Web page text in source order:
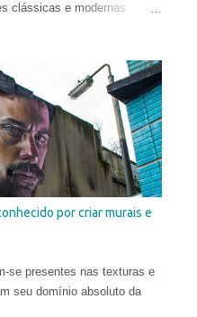
clássicas e modernas
entre o natural e o
provocantes e dramáticas.
onde obteve o diploma
World School of the Arts e,
em Belas Artes,
exterior e ampliar sua
concluiu a Angel Academy
já receberam diversos
por criar murais e
se presentes nas texturas e
seu domínio absoluto da